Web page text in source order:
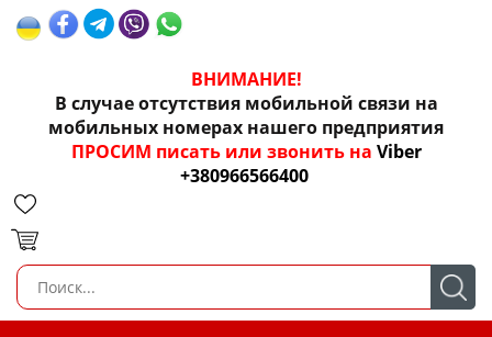
ВНИМАНИЕ!
В случае отсутствия мобильной связи на
мобильных номерах нашего предприятия
ПРОСИМ писать или звонить на Viber
+380966566400